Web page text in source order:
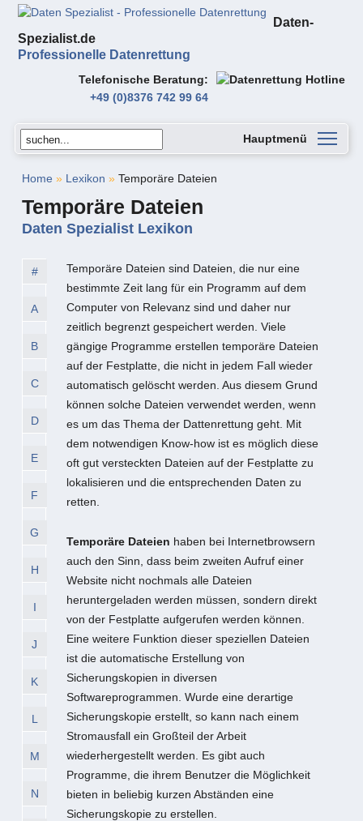
Daten-
Spezialist.de
Professionelle Datenrettung
Telefonische Beratung
+49 (0)8376 742 99 64
Hauptmenü
Home » Lexikon »Temporäre Dateien
Temporäre Dateien
Daten Spezialist Lexikon
#
A
B
C
D
E
F
G
H
I
J
K
L
M
N
Temporäre Dateien sind Dateien, die nur eine
bestimmte Zeit lang für ein Programm auf dem
Computer von Relevanz sind und daher nur
zeitlich begrenzt gespeichert werden. Viele
gängige Programme erstellen temporäre Dateien
auf der Festplatte, die nicht in jedem Fall wieder
automatisch gelöscht werden. Aus diesem Grund
können solche Dateien verwendet werden, wenn
es um das Thema der Dattenrettung geht. Mit
dem notwendigen Know-how ist es möglich diese
oft gut versteckten Dateien auf der Festplatte zu
lokalisieren und die entsprechenden Daten zu
retten.
Temporäre Dateien haben bei Internetbrowsern
auch den Sinn, dass beim zweiten Aufruf einer
Website nicht nochmals alle Dateien
heruntergeladen werden müssen, sondern direkt
von der Festplatte aufgerufen werden können.
Eine weitere Funktion dieser speziellen Dateien
ist die automatische Erstellung von
Sicherungskopien in diversen
Softwareprogrammen. Wurde eine derartige
Sicherungskopie erstellt, so kann nach einem
Stromausfall ein Großteil der Arbeit
wiederhergestellt werden. Es gibt auch
Programme, die ihrem Benutzer die Möglichkeit
bieten in beliebig kurzen Abständen eine
Sicherungskopie zu erstellen.